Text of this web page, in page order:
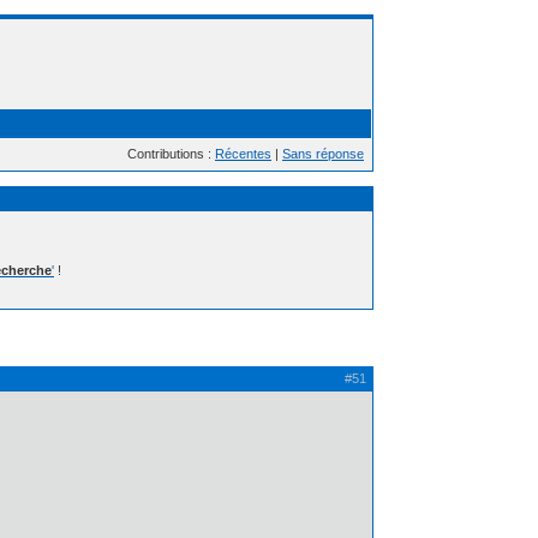
Contributions : Récentes | Sans réponse
' !
#51